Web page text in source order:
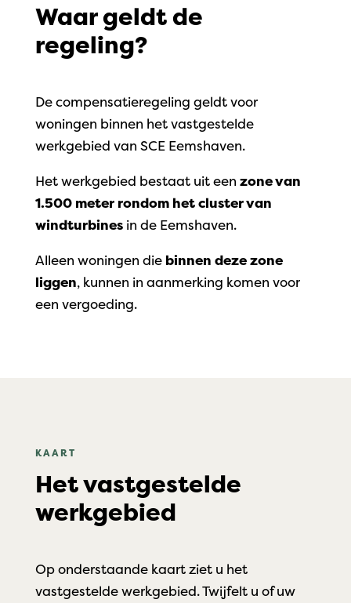
Waar geldt de
regeling?
De compensatieregeling geldt voor
woningen binnen het vastgestelde
werkgebied van SCE Eemshaven.
Het werkgebied bestaat uit een zone van
1.500 meter rondom het cluster van
windturbinesin de Eemshaven.
Alleen woningen die binnen deze zone
liggen, kunnen in aanmerking komen voor
een vergoeding.
KAART
Het vastgestelde
werkgebied
Op onderstaande kaart ziet u het
vastgestelde werkgebied. Twijfelt u of uw